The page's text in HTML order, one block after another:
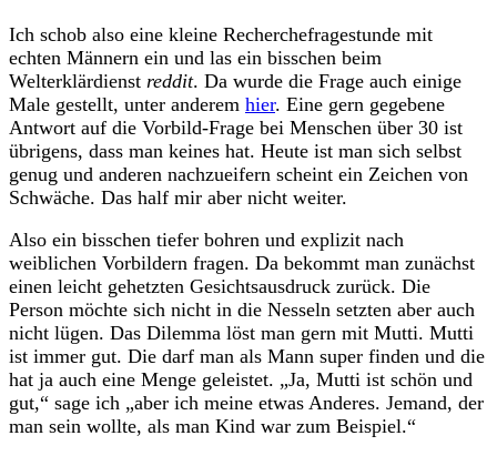
Ich schob also eine kleine Recherchefragestunde mit
echten Männern ein und las ein bisschen beim
Welterklärdienst reddit. Da wurde die Frage auch einige
Male gestellt, unter anderem hier. Eine gern gegebene
Antwort auf die Vorbild-Frage bei Menschen über 30 ist
übrigens, dass man keines hat. Heute ist man sich selbst
genug und anderen nachzueifern scheint ein Zeichen von
Schwäche. Das half mir aber nicht weiter.
Also ein bisschen tiefer bohren und explizit nach
weiblichen Vorbildern fragen. Da bekommt man zunächst
einen leicht gehetzten Gesichtsausdruck zurück. Die
Person möchte sich nicht in die Nesseln setzten aber auch
nicht lügen. Das Dilemma löst man gern mit Mutti. Mutti
ist immer gut. Die darf man als Mann super finden und die
hat ja auch eine Menge geleistet. „Ja, Mutti ist schön und
gut,“ sage ich „aber ich meine etwas Anderes. Jemand, der
man sein wollte, als man Kind war zum Beispiel.“